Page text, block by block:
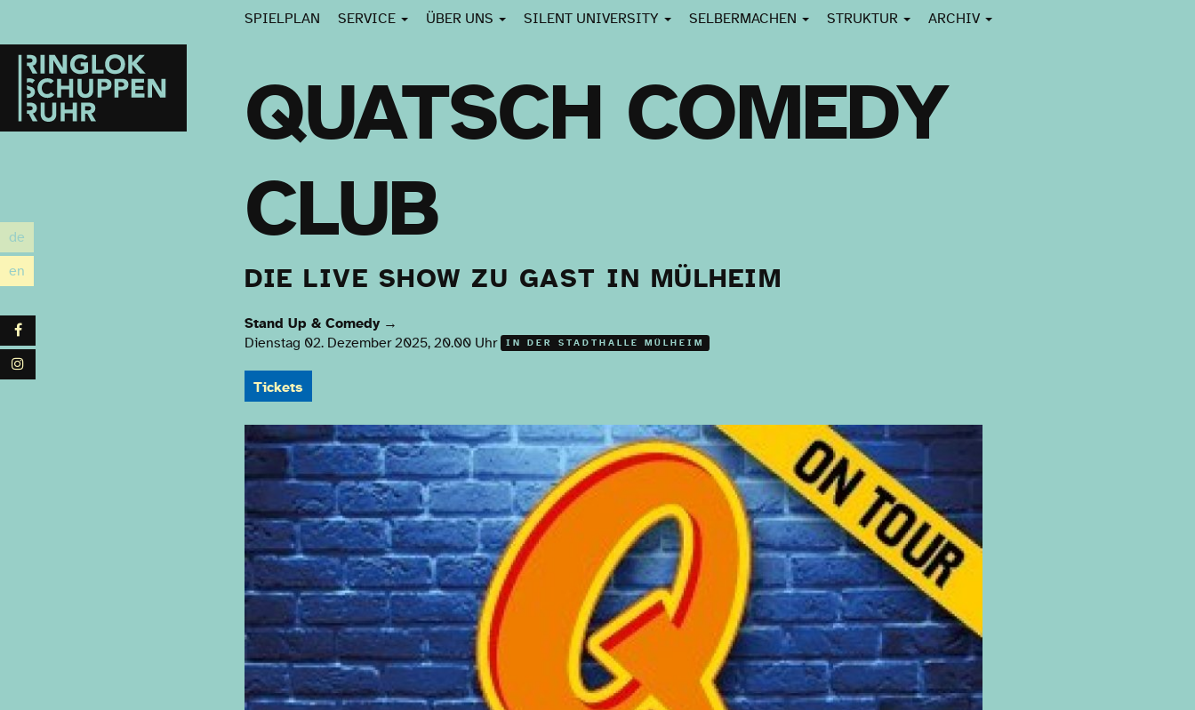
Ringlokschuppen
de
en
SPIELPLAN SERVICE ÜBER UNS SILENT UNIVERSITY SELBERMACHEN STRUKTUR ARCHIV
Facebook
Instagram
QUATSCH COMEDY
CLUB
DIE LIVE SHOW ZU GAST IN MÜLHEIM
Stand Up & Comedy →
Dienstag 02. Dezember 2025, 20.00 Uhr
IN DER STADTHALLE MÜLHEIM
Tickets